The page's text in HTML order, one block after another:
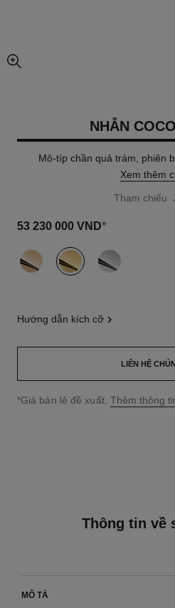
chế độ xem hình ảnh mở rộng
NHẪN
Mô-típ chần quả trám, phiên
Xem thêm
Tham chiếu
53 230 000 VND*
khác(3)
hướng dẫn kích cỡ
LIÊN HỆ
↩
*Giá bán lẻ đề xuất. Thêm thông
Thông tin về
MÔ TẢ